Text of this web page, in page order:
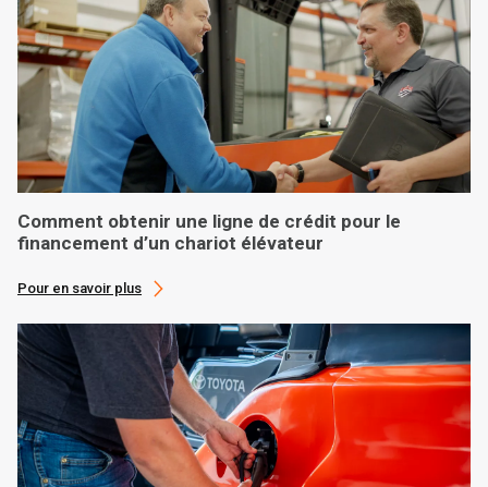
Comment obtenir une ligne de crédit pour le
financement d’un chariot élévateur
Pour en savoir plus